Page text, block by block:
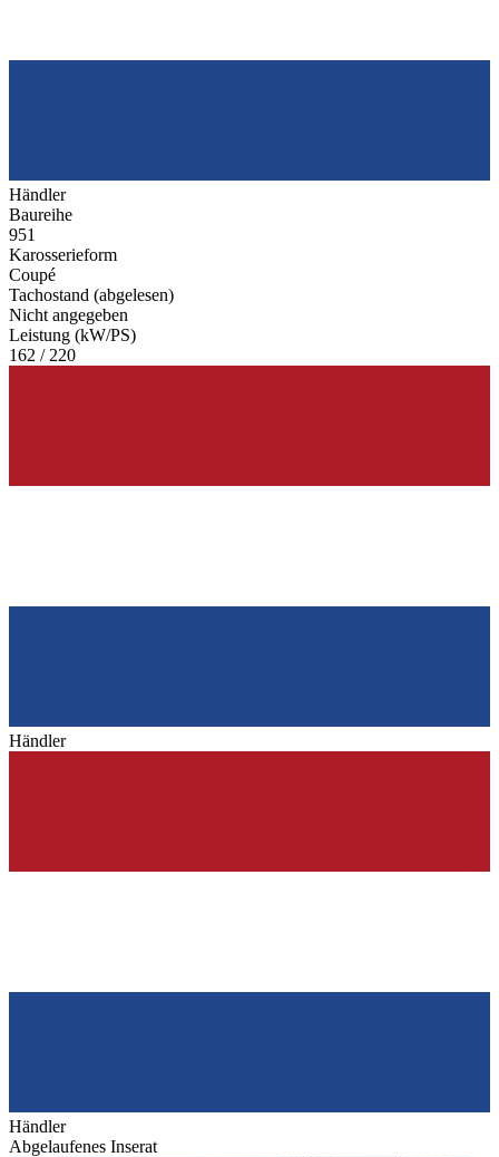
Händler
Baureihe
951
Karosserieform
Coupé
Tachostand (abgelesen)
Nicht angegeben
Leistung (kW/PS)
162 / 220
Händler
Händler
Abgelaufenes Inserat